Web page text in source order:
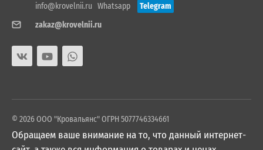
info@krovelnii.ru Whatsapp
Telegram
zakaz@krovelnii.ru
© 2026 ООО "Кровальянс" ОГРН 5077746334661
Обращаем ваше внимание на то, что данный интернет-